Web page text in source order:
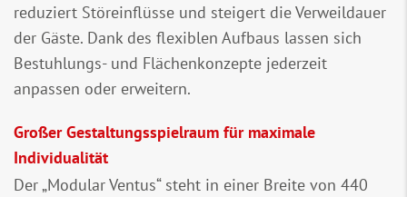
reduziert Störeinflüsse und steigert die Verweildauer
der Gäste. Dank des flexiblen Aufbaus lassen sich
Bestuhlungs- und Flächenkonzepte jederzeit
anpassen oder erweitern.
Großer Gestaltungsspielraum für maximale
Individualität
Der „Modular Ventus“ steht in einer Breite von 440